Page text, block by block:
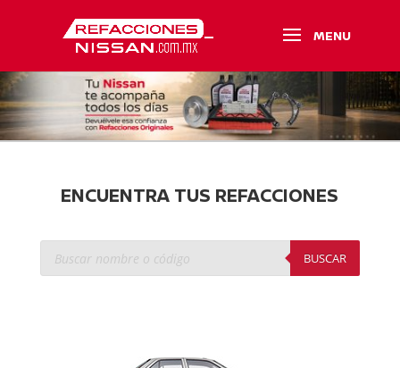
ENCUENTRA TUS REFACCIONES
Búsqueda
BUSCAR